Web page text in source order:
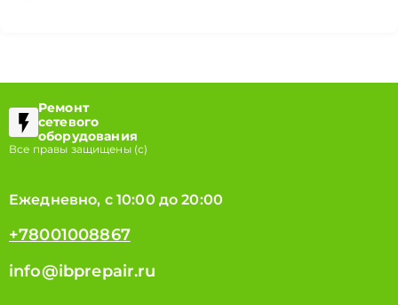
Ремонт
сетевого
оборудования
Все правы защищены (с)
Ежедневно, с 10:00 до 20:00
+78001008867
info@ibprepair.ru